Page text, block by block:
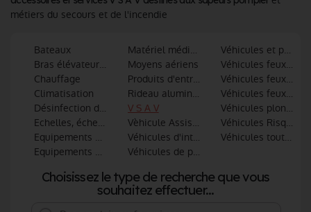
métiers du secours et de l'incendie
Bateaux
Bras élévateurs articulés
Chauffage
Climatisation
Désinfection de véhicule
Echelles, échelles aériennes
Equipements d'atelier des véhicules
Equipements spéciaux pour véhicules
Matériel médical et de secours routier
Moyens aériens
Produits d'entretien vehicules
Rideau aluminium
V S A V
Vèhicule Assistance Respiratoire
Véhicules d'interventions divers
Véhicules de première intervention
Véhicules et
Véhicules feux de
Véhicules feux
Véhicules feux
Véhicules plongeurs
Véhicules Risques
Véhicules tout
Choisissez le type de recherche que vous
souhaitez effectuer...